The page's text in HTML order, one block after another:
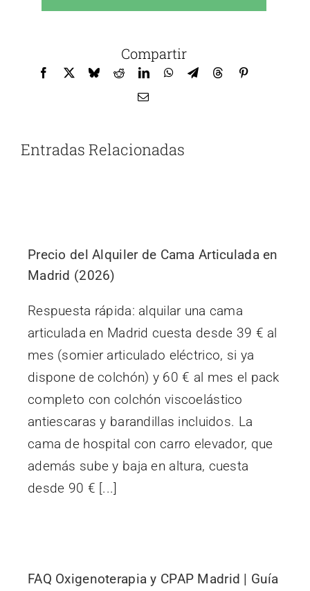
Compartir
Entradas Relacionadas
Precio del Alquiler de Cama Articulada en
Madrid (2026)
Respuesta rápida: alquilar una cama
articulada en Madrid cuesta desde 39 € al
mes (somier articulado eléctrico, si ya
dispone de colchón) y 60 € al mes el pack
completo con colchón viscoelástico
antiescaras y barandillas incluidos. La
cama de hospital con carro elevador, que
además sube y baja en altura, cuesta
desde 90 € [...]
FAQ Oxigenoterapia y CPAP Madrid | Guía